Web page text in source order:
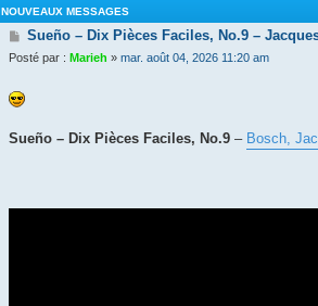
NOUVEAUX MESSAGES
M
s
a
g
Sueño – Dix Pièces Faciles, No.9 –
Posté par : Marieh » mar. août 04, 2026 11:20 am
Sueño – Dix Pièces Faciles, No.9 – Bosch,